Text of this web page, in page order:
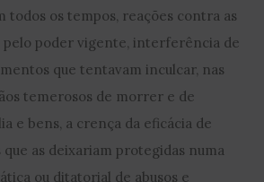
todos os tempos, reações contra as
pelo poder vigente, interferência de
que tentavam inculcar, nas
temerosos de morrer e de
e bens, a crença da eficácia de
que as deixariam protegidas numa
ou ditatorial de abusos e